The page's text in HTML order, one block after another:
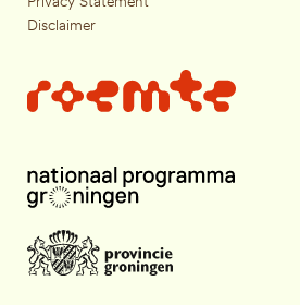
Disclaimer